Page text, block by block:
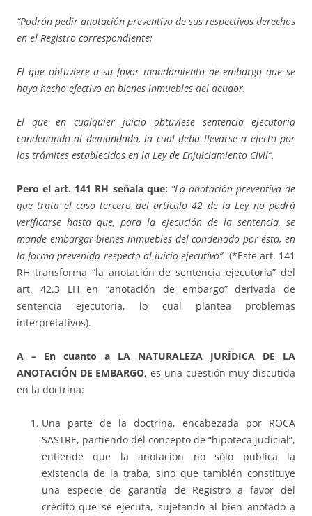
“Podrán pedir anotación preventiva de sus respectivos derechos
en el Registro correspondiente:
El que obtuviere a su favor mandamiento de embargo que se
haya hecho efectivo en bienes inmuebles del deudor.
El que en cualquier juicio obtuviese sentencia ejecutoria
condenando al demandado, la cual deba llevarse a efecto por
los trámites establecidos en la Ley de Enjuiciamiento Civil”.
Pero el art. 141 RH señala que: “La anotación preventiva de
que trata el caso tercero del artículo 42 de la Ley no podrá
verificarse hasta que, para la ejecución de la sentencia, se
mande embargar bienes inmuebles del condenado por ésta, en
la forma prevenida respecto al juicio ejecutivo”. (*Este art. 141
RH transforma “la anotación de sentencia ejecutoria” del
art. 42.3 LH en “anotación de embargo” derivada de
sentencia ejecutoria, lo cual plantea problemas
interpretativos).
A – En cuanto a LA NATURALEZA JURÍDICA DE LA
ANOTACIÓN DE EMBARGO,es una cuestión muy discutida
en la doctrina:
Una parte de la doctrina, encabezada por ROCA
SASTRE, partiendo del concepto de “hipoteca judicial”,
entiende que la anotación no sólo publica la
existencia de la traba, sino que también constituye
una especie de garantía de Registro a favor del
crédito que se ejecuta, sujetando al bien anotado a